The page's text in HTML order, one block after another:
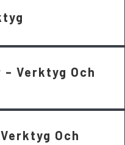
Verktyg Och
Och